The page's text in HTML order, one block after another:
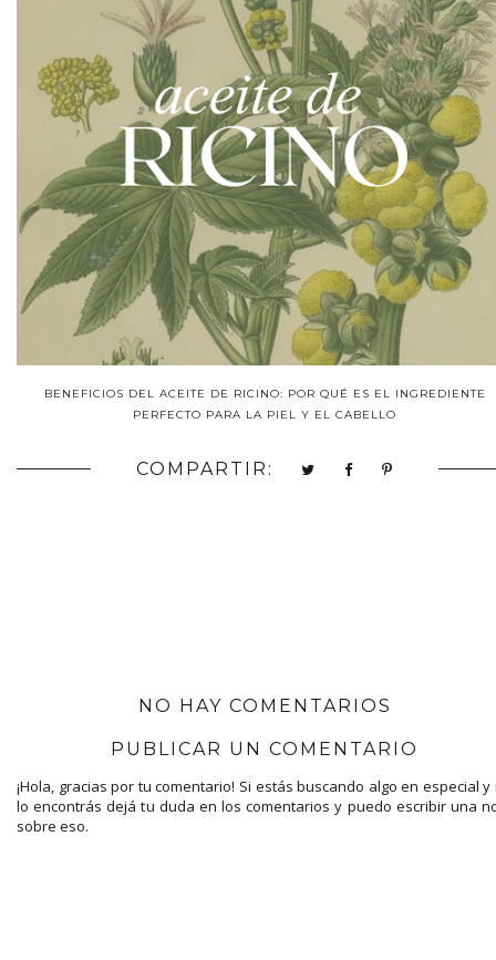
BENEFICIOS DEL ACEITE DE RICINO: POR QUÉ ES EL INGREDIENTE
PERFECTO PARA LA PIEL Y EL CABELLO
COMPARTIR:
NO HAY COMENTARIOS
PUBLICAR UN COMENTARIO
¡Hola, gracias por tu comentario! Si estás buscando algo en especial y
lo encontrás dejá tu duda en los comentarios y puedo escribir una
sobre eso.